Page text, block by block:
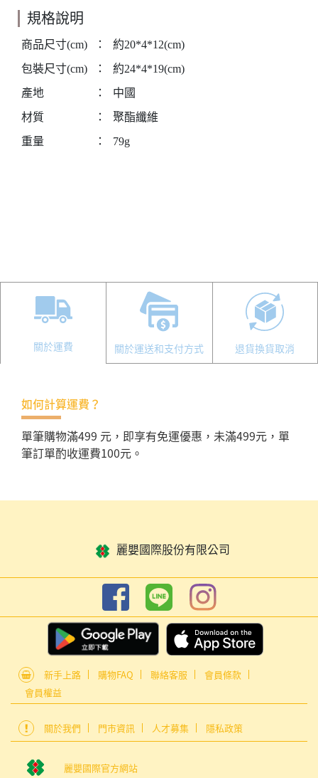
規格說明
商品尺寸(cm) ：
約20*4*12(cm)
包裝尺寸(cm)
：
約24*4*19(cm)
產地
：
中國
材質
：
聚酯纖維
重量
： 79g
關於運費 關於運送和支付方式 退貨換貨取消
如何計算運費？
單筆購物滿499 元，即享有免運優惠，未滿499元，單
筆訂單酌收運費100元。
麗嬰國際股份有限公司
新手上路 購物FAQ 聯絡客服
會員條款
會員權益
關於我們 門市資訊 人才募集 隱私政策
麗嬰國際官方網站